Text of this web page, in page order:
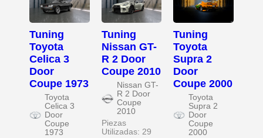
Tuning
Toyota
Celica 3
Door
Coupe 1973
Toyota
Celica 3
Door
Coupe
1973
Tuning
Nissan GT-
R 2 Door
Coupe 2010
Nissan GT-
R 2 Door
Coupe
2010
Piezas
Utilizadas: 29
Tuning
Toyota
Supra 2
Door
Coupe 2000
Toyota
Supra 2
Door
Coupe
2000